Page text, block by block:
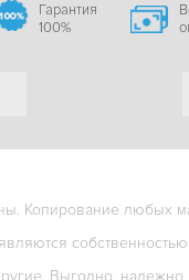
Гарантия
100%
Копирование любых
Выгодно, надежно